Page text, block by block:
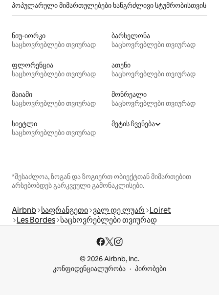
პოპულარული მიმართულებები ხანგრძლივი სტუმრობისთვის
ნიუ-იორკი
საცხოვრებლები თვიურად
ბარსელონა
საცხოვრებლები თვიურად
ფლორენცია
საცხოვრებლები თვიურად
ათენი
საცხოვრებლები თვიურად
მაიამი
საცხოვრებლები თვიურად
მონრეალი
საცხოვრებლები თვიურად
სიეტლი
საცხოვრებლები თვიურად
მეტის ჩვენება
*შესაძლოა, ზოგან და ზოგიერთ ობიექტთან მიმართებით
არსებობდეს გარკვეული გამონაკლისები.
Airbnb საფრანგეთი ვალ დე ლუარ Loiret
Les Bordes საცხოვრებლები თვიურად
© 2026 Airbnb, Inc.
კონფიდენციალურობა
პირობები